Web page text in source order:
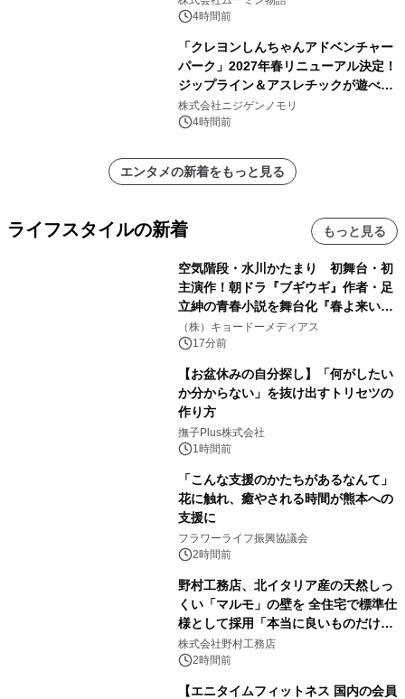
4時間前
「クレヨンしんちゃんアドベンチャー
パーク」2027年春リニューアル決定！
ジップライン＆アスレチックが遊べる
のは今年が最後！ 「ラスト！ドキがム
ネムネ～大作戦！」始動
株式会社ニジゲンノモリ
4時間前
エンタメの新着をもっと見る
ライフスタイルの新着 もっと見る
空気階段・水川かたまり 初舞台・初
主演作！朝ドラ『ブギウギ』作者・足
立紳の青春小説を舞台化『春よ来い、
マジで来い』キービジュアル解禁！
（株）キョードーメディアス
17分前
【お盆休みの自分探し】「何がしたい
か分からない」を抜け出すトリセツの
作り方
撫子Plus株式会社
1時間前
「こんな支援のかたちがあるなんて」
花に触れ、癒やされる時間が熊本への
支援に
フラワーライフ振興協議会
2時間前
野村工務店、北イタリア産の天然しっ
くい「マルモ」の壁を 全住宅で標準仕
様として採用「本当に良いものだけに
こだわる」
株式会社野村工務店
2時間前
【エニタイムフィットネス 国内の会員